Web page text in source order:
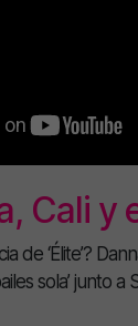
Cali y
de ‘Élite’?
sola’ junto